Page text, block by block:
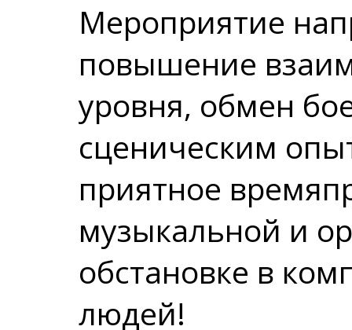
Мероприятие
повышение
уровня, обмен
сценическим
приятное
музыкальной и
обстановке в
людей!